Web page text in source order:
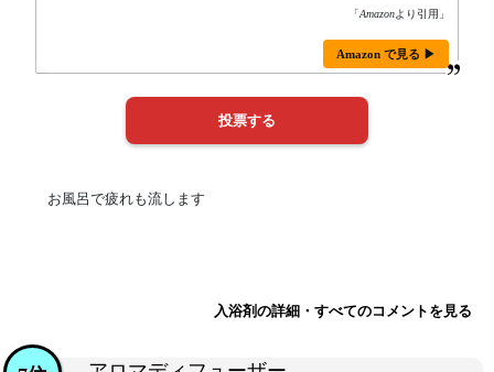
「Amazonより引用」
Amazon で見る ▶
お風呂で疲れも流します
入浴剤の詳細・すべてのコメントを見る